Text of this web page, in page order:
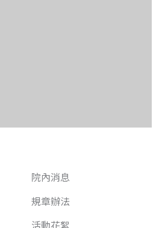
院內消息
規章辦法
活動花絮